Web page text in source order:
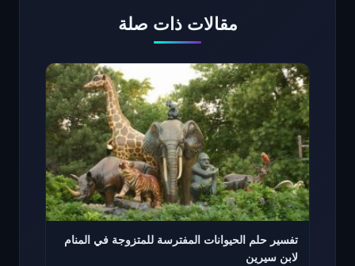
مقالات ذات صلة
تفسير حلم الحيوانات المفترسة للمتزوجة في المنام
لابن سيرين